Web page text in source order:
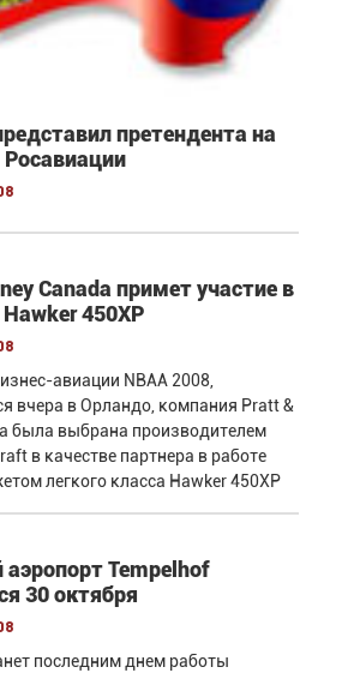
претендента на
Canada примет участие в
450XP
авиации NBAA 2008,
вчера в Орландо, компания Pratt &
была выбрана производителем
в качестве партнера в работе
легкого класса Hawker 450XP
аэропорт Tempelhof
30 октября
последним днем работы